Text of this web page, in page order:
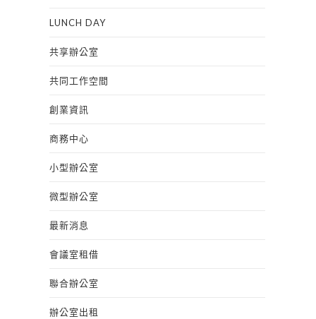
LUNCH DAY
共享辦公室
共同工作空間
創業資訊
商務中心
小型辦公室
微型辦公室
最新消息
會議室租借
聯合辦公室
辦公室出租